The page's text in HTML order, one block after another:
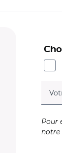
Pour
notre